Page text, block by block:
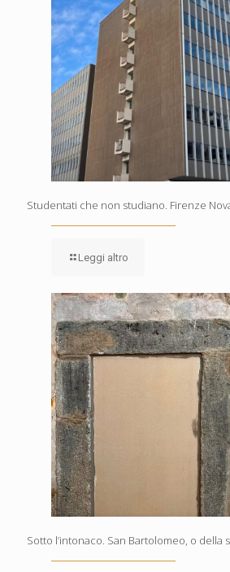
Studentati che non studiano. Firenze
Leggi altro
Sotto l’intonaco. San Bartolomeo, o della